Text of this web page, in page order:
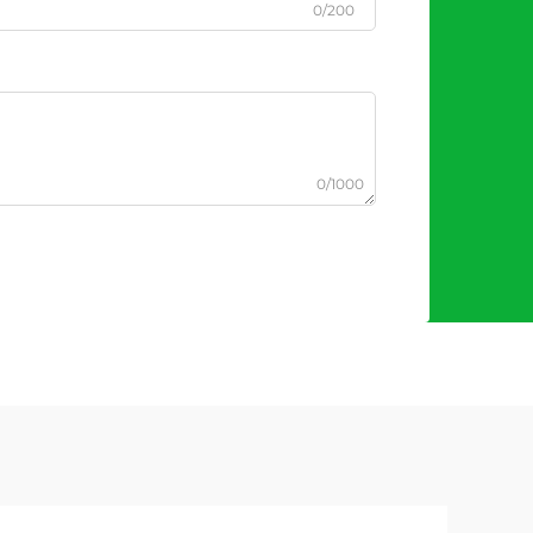
0/200
0/1000